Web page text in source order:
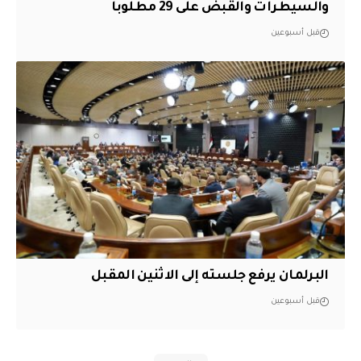
والسيطرات والقبض على 29 مطلوباً
قبل أسبوعين
البرلمان يرفع جلسته إلى الاثنين المقبل
قبل أسبوعين